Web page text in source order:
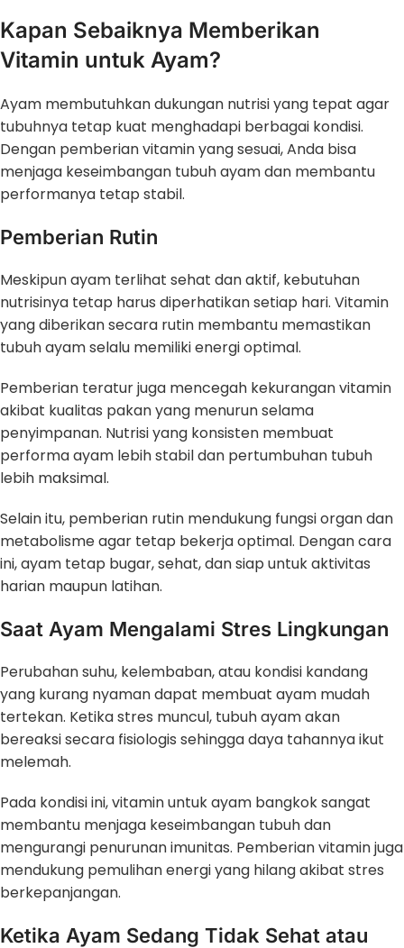
Kapan Sebaiknya Memberikan
Vitamin untuk Ayam?
Ayam membutuhkan dukungan nutrisi yang tepat agar
tubuhnya tetap kuat menghadapi berbagai kondisi.
Dengan pemberian vitamin yang sesuai, Anda bisa
menjaga keseimbangan tubuh ayam dan membantu
performanya tetap stabil.
Pemberian Rutin
Meskipun ayam terlihat sehat dan aktif, kebutuhan
nutrisinya tetap harus diperhatikan setiap hari. Vitamin
yang diberikan secara rutin membantu memastikan
tubuh ayam selalu memiliki energi optimal.
Pemberian teratur juga mencegah kekurangan vitamin
akibat kualitas pakan yang menurun selama
penyimpanan. Nutrisi yang konsisten membuat
performa ayam lebih stabil dan pertumbuhan tubuh
lebih maksimal.
Selain itu, pemberian rutin mendukung fungsi organ dan
metabolisme agar tetap bekerja optimal. Dengan cara
ini, ayam tetap bugar, sehat, dan siap untuk aktivitas
harian maupun latihan.
Saat Ayam Mengalami Stres Lingkungan
Perubahan suhu, kelembaban, atau kondisi kandang
yang kurang nyaman dapat membuat ayam mudah
tertekan. Ketika stres muncul, tubuh ayam akan
bereaksi secara fisiologis sehingga daya tahannya ikut
melemah.
Pada kondisi ini, vitamin untuk ayam bangkok sangat
membantu menjaga keseimbangan tubuh dan
mengurangi penurunan imunitas. Pemberian vitamin juga
mendukung pemulihan energi yang hilang akibat stres
berkepanjangan.
Ketika Ayam Sedang Tidak Sehat atau